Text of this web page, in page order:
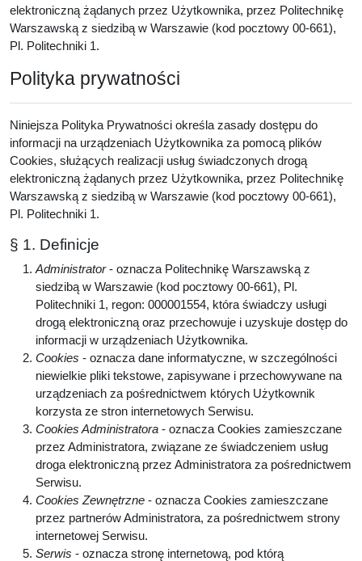
elektroniczną żądanych przez Użytkownika, przez Politechnikę
Warszawską z siedzibą w Warszawie (kod pocztowy 00-661),
Pl. Politechniki 1.
Polityka prywatności
Niniejsza Polityka Prywatności określa zasady dostępu do
informacji na urządzeniach Użytkownika za pomocą plików
Cookies, służących realizacji usług świadczonych drogą
elektroniczną żądanych przez Użytkownika, przez Politechnikę
Warszawską z siedzibą w Warszawie (kod pocztowy 00-661),
Pl. Politechniki 1.
§ 1. Definicje
Administrator- oznacza Politechnikę Warszawską z
siedzibą w Warszawie (kod pocztowy 00-661), Pl.
Politechniki 1, regon: 000001554, która świadczy usługi
drogą elektroniczną oraz przechowuje i uzyskuje dostęp do
informacji w urządzeniach Użytkownika.
Cookies - oznacza dane informatyczne, w szczególności
niewielkie pliki tekstowe, zapisywane i przechowywane na
urządzeniach za pośrednictwem których Użytkownik
korzysta ze stron internetowych Serwisu.
Cookies Administratora - oznacza Cookies zamieszczane
przez Administratora, związane ze świadczeniem usług
droga elektroniczną przez Administratora za pośrednictwem
Serwisu.
Cookies Zewnętrzne - oznacza Cookies zamieszczane
przez partnerów Administratora, za pośrednictwem strony
internetowej Serwisu.
Serwis - oznacza stronę internetową, pod którą